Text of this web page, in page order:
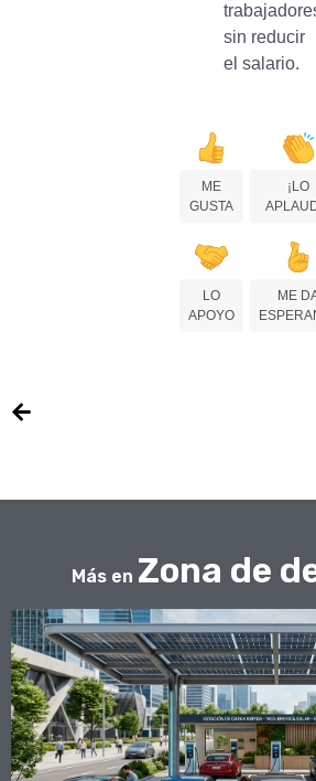
sin reducir
el salario.
ME
GUSTA
¡LO
LO
APOYO
ME
Más en Zona de